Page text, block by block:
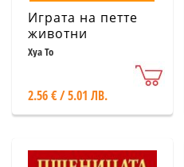
Играта на петте
животни
Хуа То
2.56 € / 5.01 ЛВ.